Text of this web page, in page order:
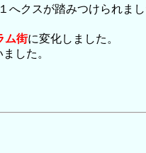
へクスが踏みつけられまし
ム街に変化しました。
した。